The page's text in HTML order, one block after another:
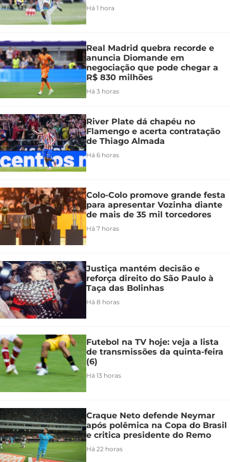
Há 1 hora
Real Madrid quebra recorde e
anuncia Diomande em
negociação que pode chegar a
R$ 830 milhões
Há 3 horas
River Plate dá chapéu no
Flamengo e acerta contratação
de Thiago Almada
Há 6 horas
Colo-Colo promove grande festa
para apresentar Vozinha diante
de mais de 35 mil torcedores
Há 7 horas
Justiça mantém decisão e
reforça direito do São Paulo à
Taça das Bolinhas
Há 8 horas
Futebol na TV hoje: veja a lista
de transmissões da quinta-feira
(6)
Há 13 horas
Craque Neto defende Neymar
após polêmica na Copa do Brasil
e critica presidente do Remo
Há 22 horas